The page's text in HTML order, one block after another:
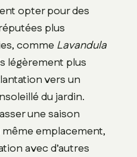
opter pour des
plus
commeLavandula
légèrement plus
vers un
du jardin.
une saison
emplacement,
avec d’autres